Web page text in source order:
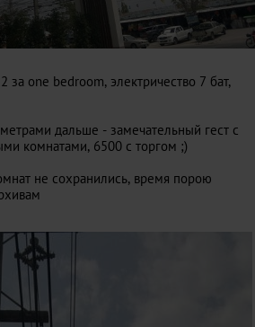
за one bedroom, электричество 7 бат,
дальше - замечательный гест с
комнатами, 6500 с торгом ;)
не сохранились, время порою